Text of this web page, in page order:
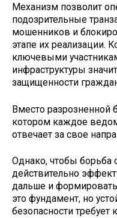
Механизм позволит
подозрительные
мошенников и
этапе их реализации.
ключевыми
инфраструктуры
защищенности
Вместо
котором каждое
отвечает за свое
Однако, чтобы борьба
действительно
дальше и
это фундамент, но
безопасности требует